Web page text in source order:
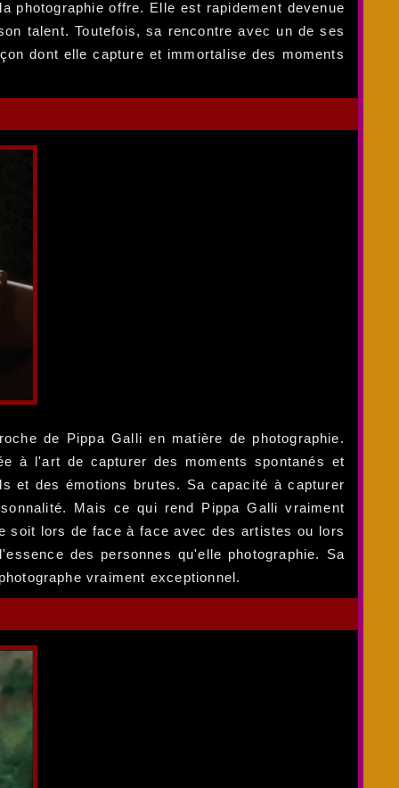
photographie offre. Elle est rapidement devenue
talent. Toutefois, sa rencontre avec un de ses
dont elle capture et immortalise des moments
de Pippa Galli en matière de photographie.
à l'art de capturer des moments spontanés et
et des émotions brutes. Sa capacité à capturer
Mais ce qui rend Pippa Galli vraiment
soit lors de face à face avec des artistes ou lors
des personnes qu'elle photographie. Sa
vraiment exceptionnel.